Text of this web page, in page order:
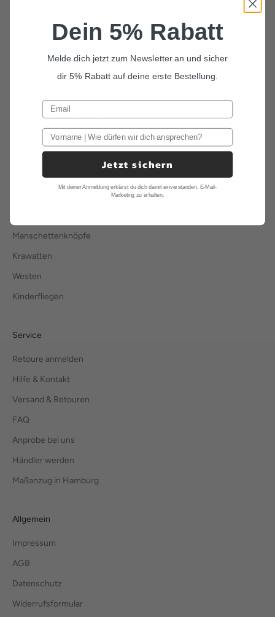
Hochzeitsfliegen
Set Fliege Hosenträger
Hochzeits Accessoires
Produkte
Manschettenknöpfe
Krawatten
Westen
Kinderfliegen
Service
Retoure anmelden
Hilfe & Kontakt
Versand & Retouren
FAQ
Anprobe bei uns
Händler werden
Maßanzug in Hamburg
Allgemein
Impressum
AGB
Datenschutz
Widerrufsformular
Dein 5% Rabatt
Melde dich jetzt zum Newsletter an und sicher
dir 5% Rabatt auf deine erste Bestellung.
Jetzt sichern
Mit deiner Anmeldung erklärst du dich damit einverstanden, E-Mail-
Marketing zu erhalten.